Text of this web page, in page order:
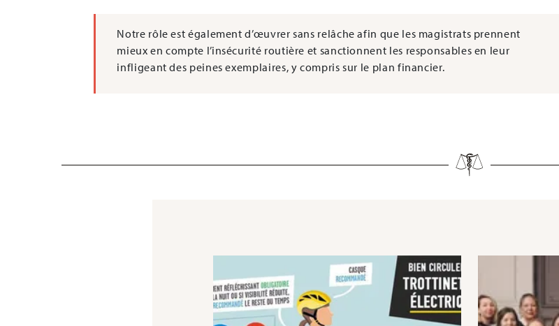
Notre rôle est également d’œuvrer sans relâche afin que les magistrats prennent
mieux en compte l’insécurité routière et sanctionnent les responsables en leur
infligeant des peines exemplaires, y compris sur le plan financier.